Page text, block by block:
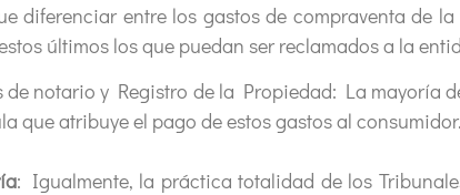
diferenciar entre los gastos de compraventa de
últimos los que puedan ser reclamados a la
de notario y Registro de la Propiedad: La mayoría
que atribuye el pago de estos gastos al
: Igualmente, la práctica totalidad de los